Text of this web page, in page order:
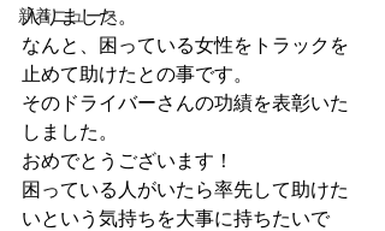
新着ニュース
入りました。
なんと、困っている女性をトラックを
止めて助けたとの事です。
そのドライバーさんの功績を表彰いた
しました。
おめでとうございます！
困っている人がいたら率先して助けた
いという気持ちを大事に持ちたいで